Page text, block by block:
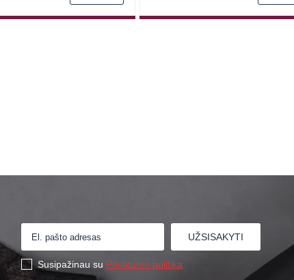
Susipažinau su Privatumo politika